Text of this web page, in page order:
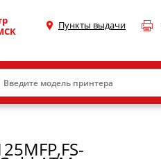
Пункты выдачи